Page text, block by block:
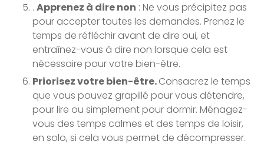
. Apprenez à dire non : Ne vous précipitez pas
pour accepter toutes les demandes. Prenez le
temps de réfléchir avant de dire oui, et
entraînez-vous à dire non lorsque cela est
nécessaire pour votre bien-être.
Priorisez votre bien-être.Consacrez le temps
que vous pouvez grapillé pour vous détendre,
pour lire ou simplement pour dormir. Ménagez-
vous des temps calmes et des temps de loisir,
en solo, si cela vous permet de décompresser.